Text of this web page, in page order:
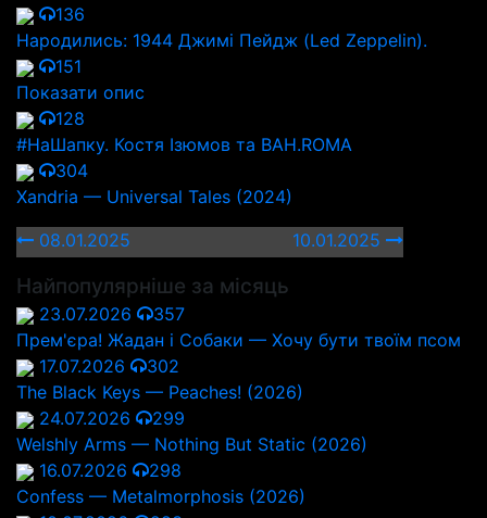
136
Народились: 1944 Джимі Пейдж (Led Zeppelin).
151
Показати опис
128
#НаШапку. Костя Ізюмов та BAH.ROMA
304
Xandria — Universal Tales (2024)
08.01.2025
10.01.2025
Найпопулярніше за місяць
23.07.2026
357
Прем'єра! Жадан і Собаки — Хочу бути твоїм псом
17.07.2026
302
The Black Keys — Peaches! (2026)
24.07.2026
299
Welshly Arms — Nothing But Static (2026)
16.07.2026
298
Confess — Metalmorphosis (2026)